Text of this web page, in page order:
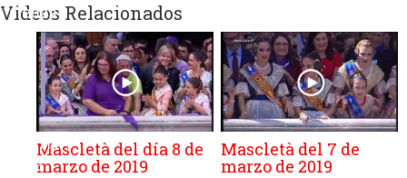
ajenas
GRUPO
EDITORIAL
PRENSA
FESTIVA
MPG
Videos Relacionados
Mascletà del día 8 de
marzo de 2019
Mascletà del 7 de
marzo de 2019